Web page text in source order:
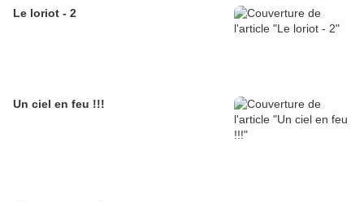
Le loriot - 2
Un ciel en feu !!!